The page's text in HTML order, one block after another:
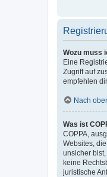
Wozu muss
Eine
Zugriff auf
empfehlen
Nach
Was ist
COPPA,
Websites,
unsicher
keine
juristische